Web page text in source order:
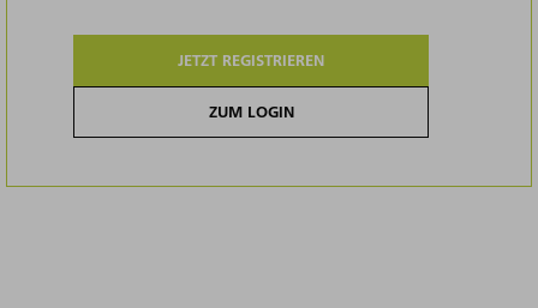
JETZT REGISTRIEREN
ZUM LOGIN